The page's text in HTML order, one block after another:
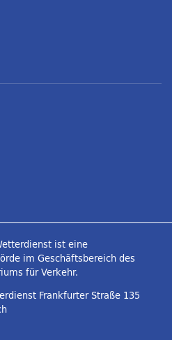
ist eine
im Geschäftsbereich des
für Verkehr.
Frankfurter Straße 135